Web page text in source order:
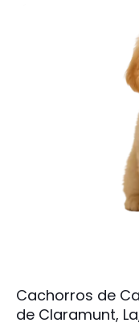
Cachorros de
de Claramunt,